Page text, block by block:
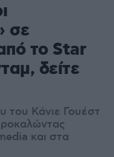
σε
το Star
δείτε
του Κάνιε Γουέστ
και στα